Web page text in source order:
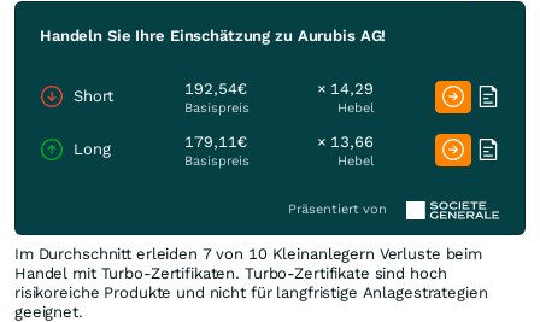
Handeln Sie Ihre Einschätzung zu Aurubis AG!
Short 192,54€
Basispreis
× 14,29
Hebel
Long 179,11€
Basispreis
× 13,66
Hebel
Präsentiert von
Im Durchschnitt erleiden 7 von 10 Kleinanlegern Verluste beim
Handel mit Turbo-Zertifikaten. Turbo-Zertifikate sind hoch
risikoreiche Produkte und nicht für langfristige Anlagestrategien
geeignet.